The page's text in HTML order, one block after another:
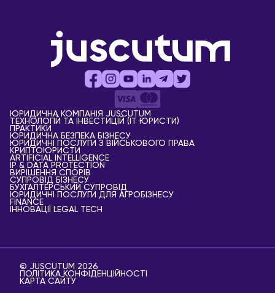
ЮРИДИЧНА КОМПАНІЯ JUSCUTUM
ТЕХНОЛОГІЙ ТА ІНВЕСТИЦІЙ (IT ЮРИСТИ)
ПРАКТИКИ
ЮРИДИЧНА БЕЗПЕКА БІЗНЕСУ
ЮРИДИЧНІ ПОСЛУГИ З ВІЙСЬКОВОГО ПРАВА
КРИПТОЮРИСТИ
АRTIFICIAL ІNTELLIGENCE
IP & DATA PROTECTION
ВИРІШЕННЯ СПОРІВ
СУПРОВІД БІЗНЕСУ
БУХГАЛТЕРСЬКИЙ СУПРОВІД
ЮРИДИЧНІ ПОСЛУГИ ДЛЯ АГРОБІЗНЕСУ
FINANCE
ІННОВАЦІЇ LEGAL TECH
© JUSCUTUM 2026
ПОЛІТИКА КОНФІДЕНЦІЙНОСТІ
КАРТА САЙТУ